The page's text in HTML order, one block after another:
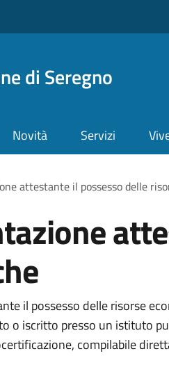
di Seregno
Novità Servizi
pane
attestante il possesso delle
il possesso delle risorse
o iscritto presso un istituto
compilabile